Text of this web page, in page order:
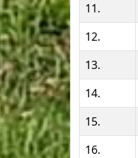
11.
12.
13.
14.
15.
16.